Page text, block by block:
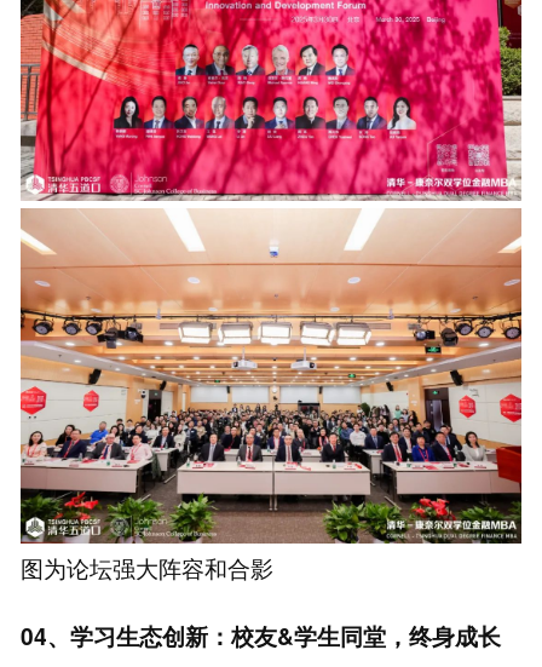
图为论坛强大阵容和合影
04、学习生态创新：校友&学生同堂，终身成长